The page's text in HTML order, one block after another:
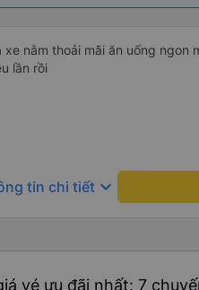
xe nằm thoải mãi ăn uống ngon
lần rồi
tin chi tiết keyboard_arrow_down
vé ưu đãi nhất: 7